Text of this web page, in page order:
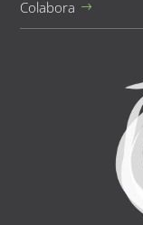
Colabora